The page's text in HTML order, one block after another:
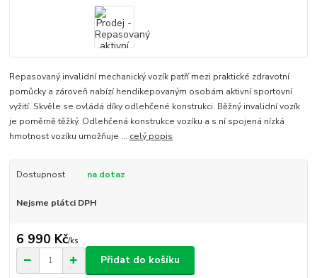
Repasovaný invalidní mechanický vozík patří mezi praktické zdravotní
pomůcky a zároveň nabízí hendikepovaným osobám aktivní sportovní
vyžití. Skvěle se ovládá díky odlehčené konstrukci. Běžný invalidní vozík
je poměrně těžký. Odlehčená konstrukce vozíku a s ní spojená nízká
hmotnost vozíku umožňuje ... celý popis
Dostupnost na dotaz
Nejsme plátci DPH
6 990 Kč/ks
Přidat do košíku